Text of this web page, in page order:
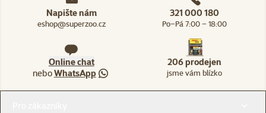
Napište nám
eshop@superzoo.cz
321 000 180
Po–Pá 7:00 – 18:00
Online chat
neboWhatsApp
206 prodejen
jsme vám blízko